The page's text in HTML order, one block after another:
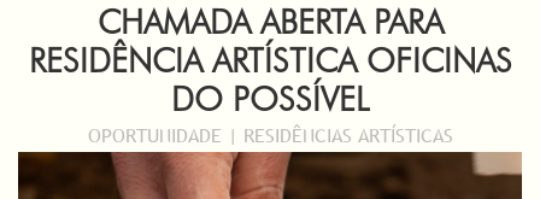
CHAMADA ABERTA PARA
RESIDÊNCIA ARTÍSTICA OFICINAS
DO POSSÍVEL
OPORTUNIDADE | RESIDÊNCIAS ARTÍSTICAS